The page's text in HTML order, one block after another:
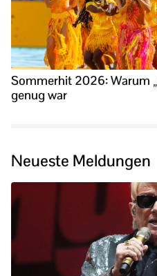
Sommerhit 2026: Warum
genug war
Neueste Meldungen